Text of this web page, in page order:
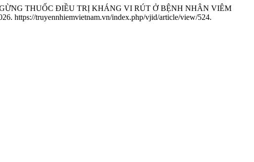
THUỐC ĐIỀU TRỊ KHÁNG VI RÚT Ở BỆNH NHÂN VIÊM
https://truyennhiemvietnam.vn/index.php/vjid/article/view/524.